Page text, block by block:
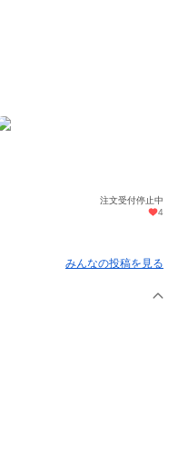
注文受付停止中
4
みんなの投稿を見る